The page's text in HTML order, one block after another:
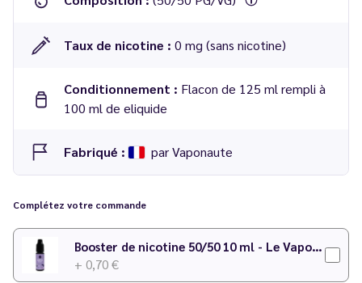
Taux de nicotine : 0 mg (sans nicotine)
Conditionnement : Flacon de 125 ml rempli à
100 ml de eliquide
Fabriqué : par Vaponaute
Complétez votre commande
Booster de nicotine 50/50 10 ml - Le Vapoteur Discount
+ 0,70 €